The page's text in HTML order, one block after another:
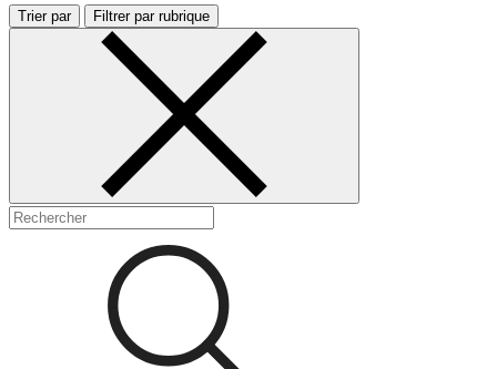
Trier par Filtrer par rubrique